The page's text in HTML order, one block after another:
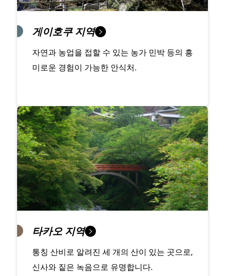
게이호쿠 지역
자연과 농업을 접할 수 있는 농가 민박 등의 흥
미로운 경험이 가능한 안식처.
타카오 지역
통칭 산비로 알려진 세 개의 산이 있는 곳으로,
신사와 짙은 녹음으로 유명합니다.